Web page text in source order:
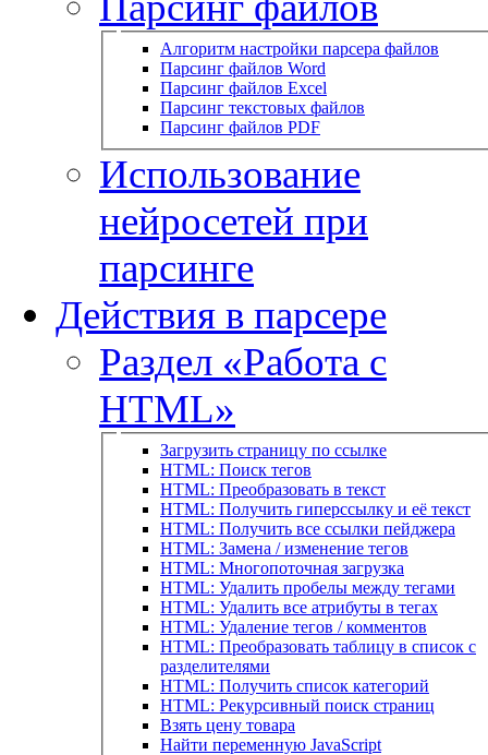
Алгоритм настройки парсера файлов
Парсинг файлов Word
Парсинг файлов Excel
Парсинг текстовых файлов
Парсинг файлов PDF
Использование
нейросетей при
парсинге
Действия в парсере
Раздел «Работа с
HTML»
Загрузить страницу по ссылке
HTML: Поиск тегов
HTML: Преобразовать в текст
HTML: Получить гиперссылку и её текст
HTML: Получить все ссылки пейджера
HTML: Замена / изменение тегов
HTML: Многопоточная загрузка
HTML: Удалить пробелы между тегами
HTML: Удалить все атрибуты в тегах
HTML: Удаление тегов / комментов
HTML: Преобразовать таблицу в список с
разделителями
HTML: Получить список категорий
HTML: Рекурсивный поиск страниц
Взять цену товара
Найти переменную JavaScript